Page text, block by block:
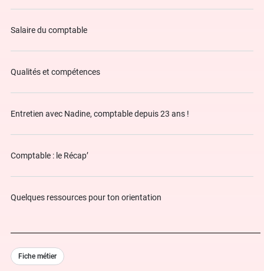
Salaire du comptable
Qualités et compétences
Entretien avec Nadine, comptable depuis 23 ans !
Comptable : le Récap’
Quelques ressources pour ton orientation
Fiche métier